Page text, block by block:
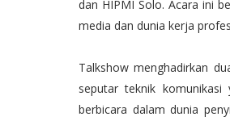
dan HIPMI Solo. Acara ini
media dan dunia kerja
Talkshow menghadirkan
seputar teknik
berbicara dalam dunia